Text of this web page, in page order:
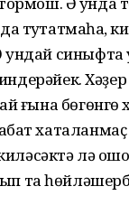
синыфта
ғына
лә
та